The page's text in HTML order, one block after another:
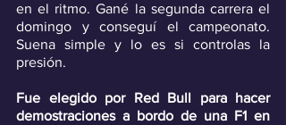
en el ritmo. Gané la segunda carrera el
domingo y conseguí el campeonato.
Suena simple y lo es si controlas la
presión.
Fue elegido por Red Bull para hacer
demostraciones a bordo de una F1 en